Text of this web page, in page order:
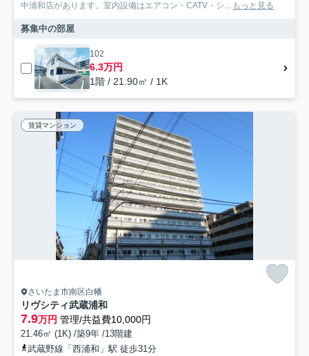
中浦和店があります。室内設備はエアコン・CATV・シ... もっと見る
募集中の部屋
102
6.3万円
1階 / 21.90㎡ / 1K
賃貸マンション
さいたま市南区白幡
リヴシティ武蔵浦和
7.9万円 管理/共益費10,000円
21.46㎡ (1K) /築9年 /13階建
武蔵野線「西浦和」駅 徒歩31分